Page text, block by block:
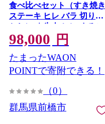
食べ比べセット（すき焼き
ステーキ ヒレ バラ 切り落
とし） ｜牛肉 ヒレ まるご
と 霜降り 和牛 高級 ぜいた
く 贅沢 特別 牛 すき焼き
ステーキ バラ 切り落とし
炒め物 ブランド牛 上州牛
冷凍 ストック 群馬県 前橋
98,000 円
たまったWAON
POINTで寄附できる！
（0）
群馬県前橋市